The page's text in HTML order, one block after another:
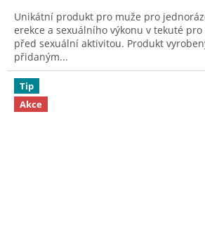
Unikátní produkt pro muže pro
erekce a sexuálního výkonu v tekuté
před sexuální aktivitou. Produkt
přidaným...
Tip
Akce